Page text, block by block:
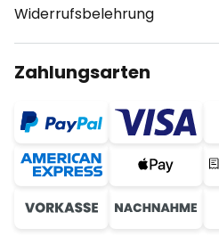
Widerrufsbelehrung
Zahlungsarten